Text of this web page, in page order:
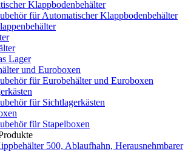
Klappbodenbehälter
für Automatischer Klappbodenbehälter
Lager
und Euroboxen
für Eurobehälter und Euroboxen
für Sichtlagerkästen
für Stapelboxen